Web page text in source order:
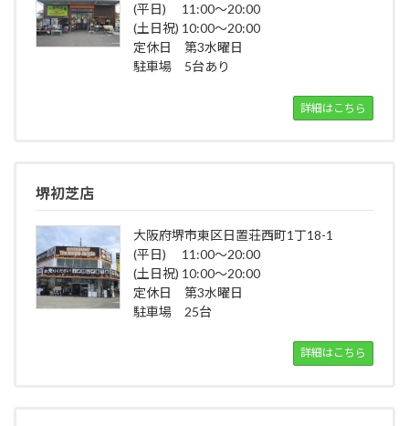
(平日) 11:00～20:00
(土日祝) 10:00～20:00
定休日 第3水曜日
駐車場 5台あり
詳細はこちら
堺初芝店
大阪府堺市東区日置荘西町1丁18-1
(平日) 11:00～20:00
(土日祝) 10:00～20:00
定休日 第3水曜日
駐車場 25台
詳細はこちら